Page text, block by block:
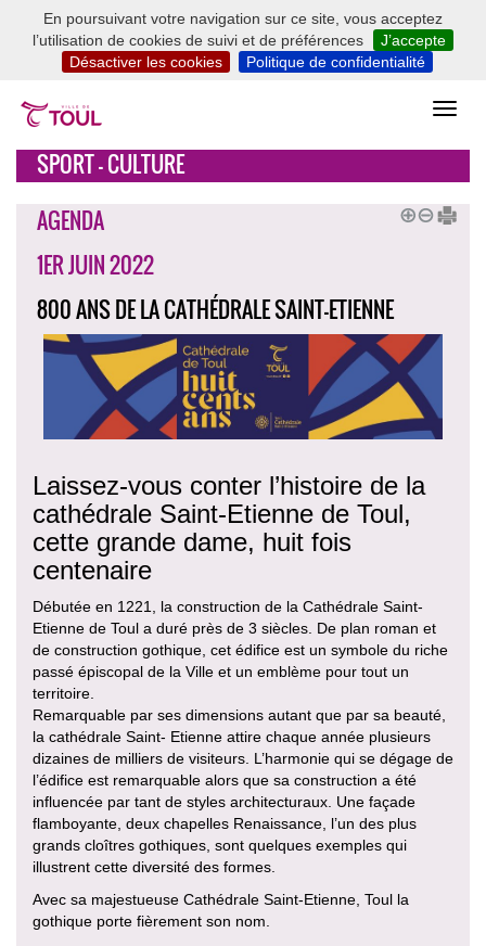
En poursuivant votre navigation sur ce site, vous acceptez
l’utilisation de cookies de suivi et de préférences
J’accepte
Désactiver les cookies
Politique de confidentialité
SPORT - CULTURE
AGENDA
1ER JUIN 2022
800 ANS DE LA CATHÉDRALE SAINT-ETIENNE
Laissez-vous conter l’histoire de la
cathédrale Saint-Etienne de Toul,
cette grande dame, huit fois
centenaire
Débutée en 1221, la construction de la Cathédrale Saint-
Etienne de Toul a duré près de 3 siècles. De plan roman et
de construction gothique, cet édifice est un symbole du riche
passé épiscopal de la Ville et un emblème pour tout un
territoire.
Remarquable par ses dimensions autant que par sa beauté,
la cathédrale Saint- Etienne attire chaque année plusieurs
dizaines de milliers de visiteurs. L’harmonie qui se dégage de
l’édifice est remarquable alors que sa construction a été
influencée par tant de styles architecturaux. Une façade
flamboyante, deux chapelles Renaissance, l’un des plus
grands cloîtres gothiques, sont quelques exemples qui
illustrent cette diversité des formes.
Avec sa majestueuse Cathédrale Saint-Etienne, Toul la
gothique porte fièrement son nom.